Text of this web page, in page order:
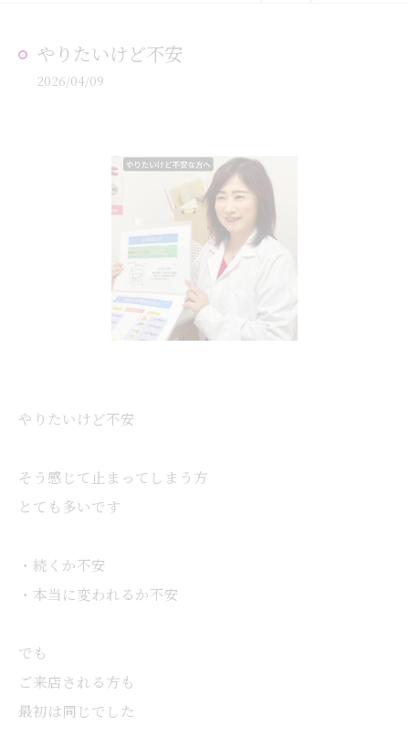
やりたいけど不安
2026/04/09
やりたいけど不安
そう感じて止まってしまう方
とても多いです
・続くか不安
・本当に変われるか不安
でも
ご来店される方も
最初は同じでした